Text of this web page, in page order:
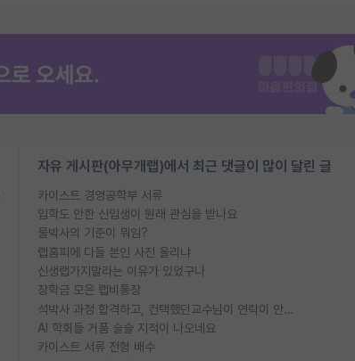
자유 게시판(아무개랩)에서 최근 댓글이 많이 달린 글
카이스트 경영공학부 서류
입학도 안한 신입생이 원래 관심을 받나요
물박사의 기준이 뭐임?
랩홈피에 다들 본인 사진 올리냐
신생랩가지말라는 이유가 있었구나
장학금 모은 랩비통장
석박사 과정 합격하고, 컨택했던교수님이 연락이 안됩니다...
AI 학회들 거품 슬슬 지적이 나오네요
카이스트 서류 전형 배수